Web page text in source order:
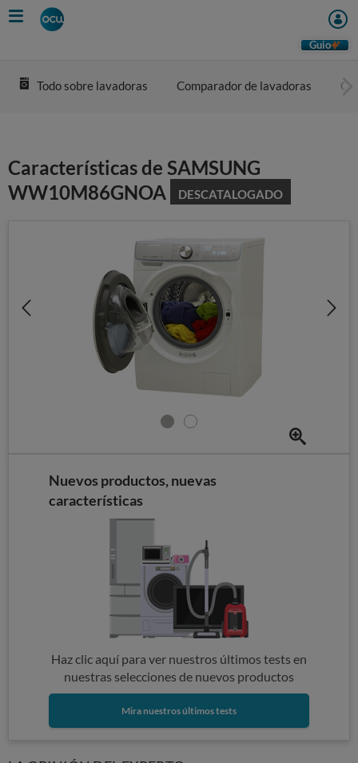
Skip
to
Guio
Todo sobre lavadoras Comparador de lavadoras
Características de SAMSUNG
WW10M86GNOA
DESCATALOGADO
Nuevos productos, nuevas
características
Haz clic aquí para ver nuestros últimos tests en
nuestras selecciones de nuevos productos
Mira nuestros últimos tests